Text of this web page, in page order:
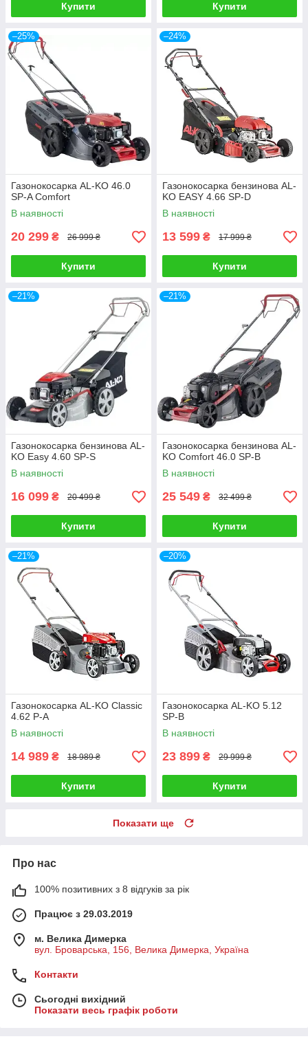
Купити Купити
–25%
Газонокосарка AL-KO 46.0
SP-A Comfort
В наявності
20 299 ₴ 26 999 ₴
Купити
–24%
Газонокосарка бензинова AL-
KO EASY 4.66 SP-D
В наявності
13 599 ₴ 17 999 ₴
Купити
–21%
Газонокосарка бензинова AL-
KO Easy 4.60 SP-S
В наявності
16 099 ₴ 20 499 ₴
Купити
–21%
Газонокосарка бензинова AL-
KO Comfort 46.0 SP-B
В наявності
25 549 ₴ 32 499 ₴
Купити
–21%
Газонокосарка AL-KO Classic
4.62 P-A
В наявності
14 989 ₴ 18 989 ₴
Купити
–20%
Газонокосарка AL-KO 5.12
SP-В
В наявності
23 899 ₴ 29 999 ₴
Купити
Показати ще
Про нас
100% позитивних з 8 відгуків за рік
Працює з 29.03.2019
м. Велика Димерка
вул. Броварська, 156, Велика Димерка, Україна
Контакти
Сьогодні вихідний
Показати весь графік роботи